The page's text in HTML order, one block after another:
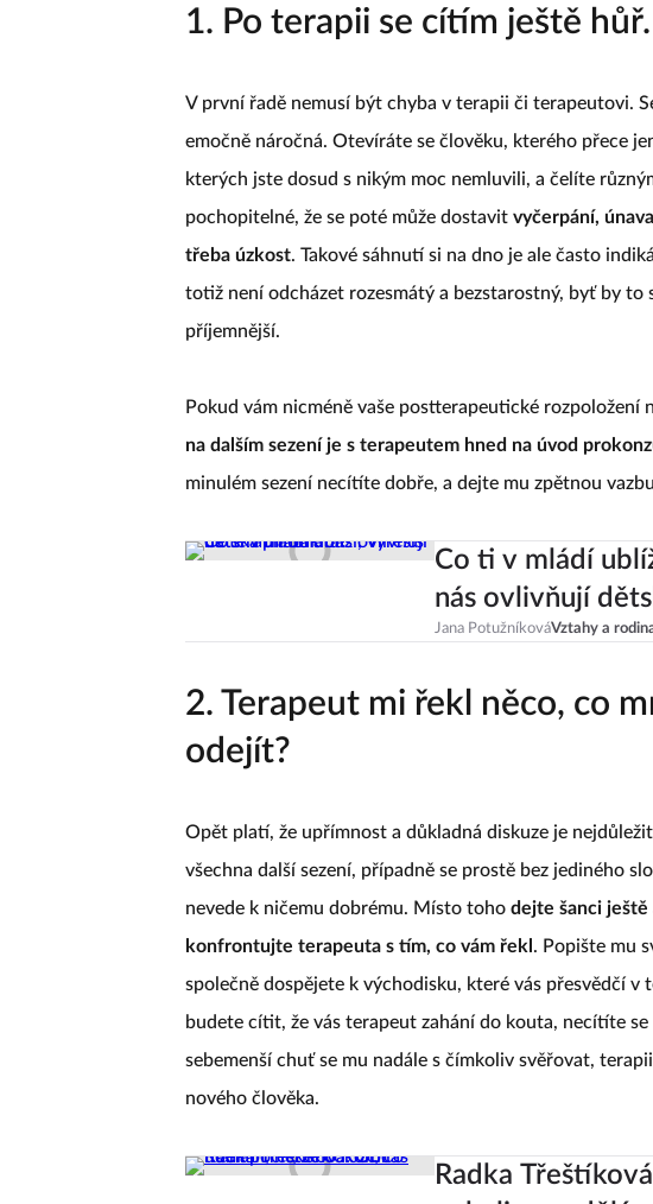
1. Po terapii se cítím ještě
V první řadě nemusí být chyba v terapii či terapeutovi.
emočně náročná. Otevíráte se člověku, kterého přece
kterých jste dosud s nikým moc nemluvili, a čelíte
pochopitelné, že se poté může dostavit vyčerpání,
třeba úzkost. Takové sáhnutí si na dno je ale často
totiž není odcházet rozesmátý a bezstarostný, byť by to
příjemnější.
Pokud vám nicméně vaše postterapeutické rozpoložení
na dalším sezení je s terapeutem hned na úvod
minulém sezení necítíte dobře, a dejte mu zpětnou
Co ti v mládí
nás ovlivňují
Jana PotužníkováVztahy a
2. Terapeut mi řekl něco, co
odejít?
Opět platí, že upřímnost a důkladná diskuze je
všechna další sezení, případně se prostě bez jediného
nevede k ničemu dobrému. Místo toho dejte šanci ještě
konfrontujte terapeuta s tím, co vám řekl . Popište mu
společně dospějete k východisku, které vás přesvědčí v
budete cítit, že vás terapeut zahání do kouta, necítíte
sebemenší chuť se mu nadále s čímkoliv svěřovat,
nového člověka.
Radka